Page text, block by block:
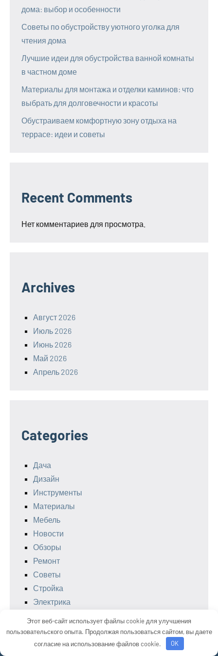
дома: выбор и особенности
Советы по обустройству уютного уголка для
чтения дома
Лучшие идеи для обустройства ванной комнаты
в частном доме
Материалы для монтажа и отделки каминов: что
выбрать для долговечности и красоты
Обустраиваем комфортную зону отдыха на
террасе: идеи и советы
Recent Comments
Нет комментариев для просмотра.
Archives
Август 2026
Июль 2026
Июнь 2026
Май 2026
Апрель 2026
Categories
Дача
Дизайн
Инструменты
Материалы
Мебель
Новости
Обзоры
Ремонт
Советы
Стройка
Электрика
Тема WordPress: Occasio от ThemeZee.
Этот веб-сайт использует файлы cookie для улучшения
пользовательского опыта. Продолжая пользоваться сайтом, вы даете
согласие на использование файлов cookie.
OK